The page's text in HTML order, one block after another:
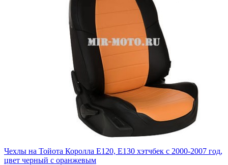
Чехлы на Тойота Королла Е120, Е130 хэтчбек с 2000-2007 год,
цвет черный с оранжевым